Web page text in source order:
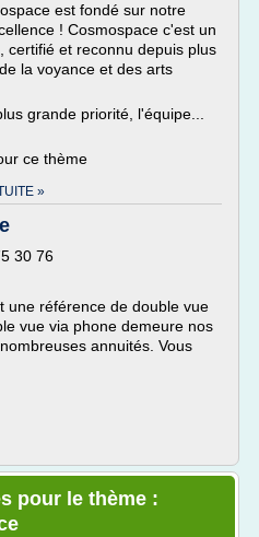
est fondé sur notre
! Cosmospace c'est un
certifié et reconnu depuis plus
la voyance et des arts
grande priorité, l'équipe...
ce thème
»
30 76
une référence de double vue
vue via phone demeure nos
annuités. Vous
pour le thème :